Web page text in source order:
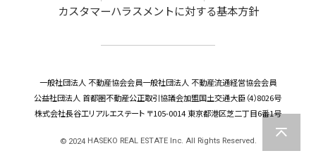
カスタマーハラスメントに対する基本方針
一般社団法人 不動産協会会員一般社団法人 不動産流通経営協会会員
公益社団法人 首都圏不動産公正取引協議会加盟国土交通大臣（4）8026号
株式会社長谷工リアルエステート 〒105-0014 東京都港区芝二丁目6番1号
© 2024HASEKO REAL ESTATE Inc. All Rights Reserved.